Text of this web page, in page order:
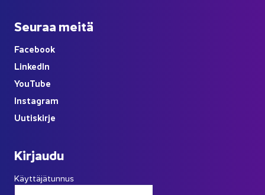
Seu­raa meitä
Face­book
Lin­ke­dIn
YouTube
Ins­ta­gram
Uu­tis­kir­je
Kir­jau­du
Käyttäjätunnus